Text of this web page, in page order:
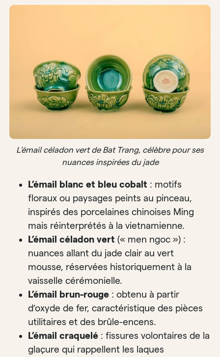
L’émail céladon vert de Bat Trang, célèbre pour ses
nuances inspirées du jade
L’émail blanc et bleu cobalt : motifs
floraux ou paysages peints au pinceau,
inspirés des porcelaines chinoises Ming
mais réinterprétés à la vietnamienne.
L’émail céladon vert (« men ngoc ») :
nuances allant du jade clair au vert
mousse, réservées historiquement à la
vaisselle cérémonielle.
L’émail brun-rouge : obtenu à partir
d’oxyde de fer, caractéristique des pièces
utilitaires et des brûle-encens.
L’émail craquelé : fissures volontaires de la
glaçure qui rappellent les laques